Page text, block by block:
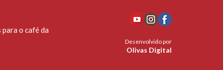
para o café da
Desenvolvido por
Olivas Digital